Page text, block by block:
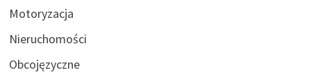
Motoryzacja
Nieruchomości
Obcojęzyczne